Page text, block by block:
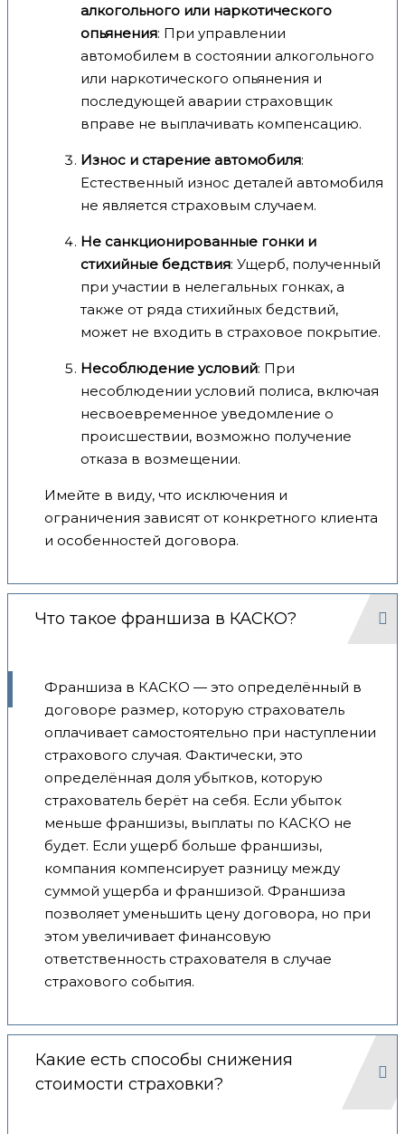
алкогольного или наркотического
опьянения: При управлении
автомобилем в состоянии алкогольного
или наркотического опьянения и
последующей аварии страховщик
вправе не выплачивать компенсацию.
Износ и старение автомобиля:
Естественный износ деталей автомобиля
не является страховым случаем.
Не санкционированные гонки и
стихийные бедствия: Ущерб, полученный
при участии в нелегальных гонках, а
также от ряда стихийных бедствий,
может не входить в страховое покрытие.
Несоблюдение условий: При
несоблюдении условий полиса, включая
несвоевременное уведомление о
происшествии, возможно получение
отказа в возмещении.
Имейте в виду, что исключения и
ограничения зависят от конкретного клиента
и особенностей договора.
Что такое франшиза в КАСКО?
Франшиза в КАСКО — это определённый в
договоре размер, которую страхователь
оплачивает самостоятельно при наступлении
страхового случая. Фактически, это
определённая доля убытков, которую
страхователь берёт на себя. Если убыток
меньше франшизы, выплаты по КАСКО не
будет. Если ущерб больше франшизы,
компания компенсирует разницу между
суммой ущерба и франшизой. Франшиза
позволяет уменьшить цену договора, но при
этом увеличивает финансовую
ответственность страхователя в случае
страхового события.
Какие есть способы снижения
стоимости страховки?